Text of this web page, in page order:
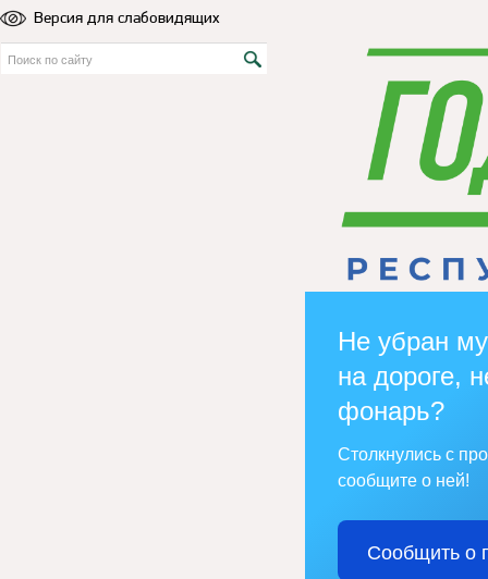
Версия для слабовидящих
Не убран
на дороге,
фонарь?
Столкнулись с
сообщите о ней!
Сообщить о